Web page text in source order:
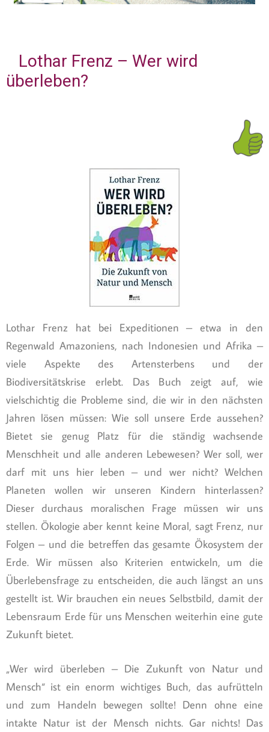
Lothar Frenz – Wer wird
überleben?
Lothar Frenz hat bei Expeditionen – etwa in den
Regenwald Amazoniens, nach Indonesien und Afrika –
viele Aspekte des Artensterbens und der
Biodiversitätskrise erlebt. Das Buch zeigt auf, wie
vielschichtig die Probleme sind, die wir in den nächsten
Jahren lösen müssen: Wie soll unsere Erde aussehen?
Bietet sie genug Platz für die ständig wachsende
Menschheit und alle anderen Lebewesen? Wer soll, wer
darf mit uns hier leben – und wer nicht? Welchen
Planeten wollen wir unseren Kindern hinterlassen?
Dieser durchaus moralischen Frage müssen wir uns
stellen. Ökologie aber kennt keine Moral, sagt Frenz, nur
Folgen – und die betreffen das gesamte Ökosystem der
Erde. Wir müssen also Kriterien entwickeln, um die
Überlebensfrage zu entscheiden, die auch längst an uns
gestellt ist. Wir brauchen ein neues Selbstbild, damit der
Lebensraum Erde für uns Menschen weiterhin eine gute
Zukunft bietet.
„Wer wird überleben – Die Zukunft von Natur und
Mensch“ ist ein enorm wichtiges Buch, das aufrütteln
und zum Handeln bewegen sollte! Denn ohne eine
intakte Natur ist der Mensch nichts. Gar nichts! Das